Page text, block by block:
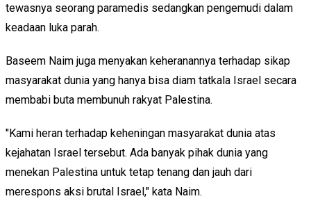
tewasnya seorang paramedis sedangkan pengemudi dalam
keadaan luka parah.
Baseem Naim juga menyakan keheranannya terhadap sikap
masyarakat dunia yang hanya bisa diam tatkala Israel secara
membabi buta membunuh rakyat Palestina.
"Kami heran terhadap keheningan masyarakat dunia atas
kejahatan Israel tersebut. Ada banyak pihak dunia yang
menekan Palestina untuk tetap tenang dan jauh dari
merespons aksi brutal Israel," kata Naim.